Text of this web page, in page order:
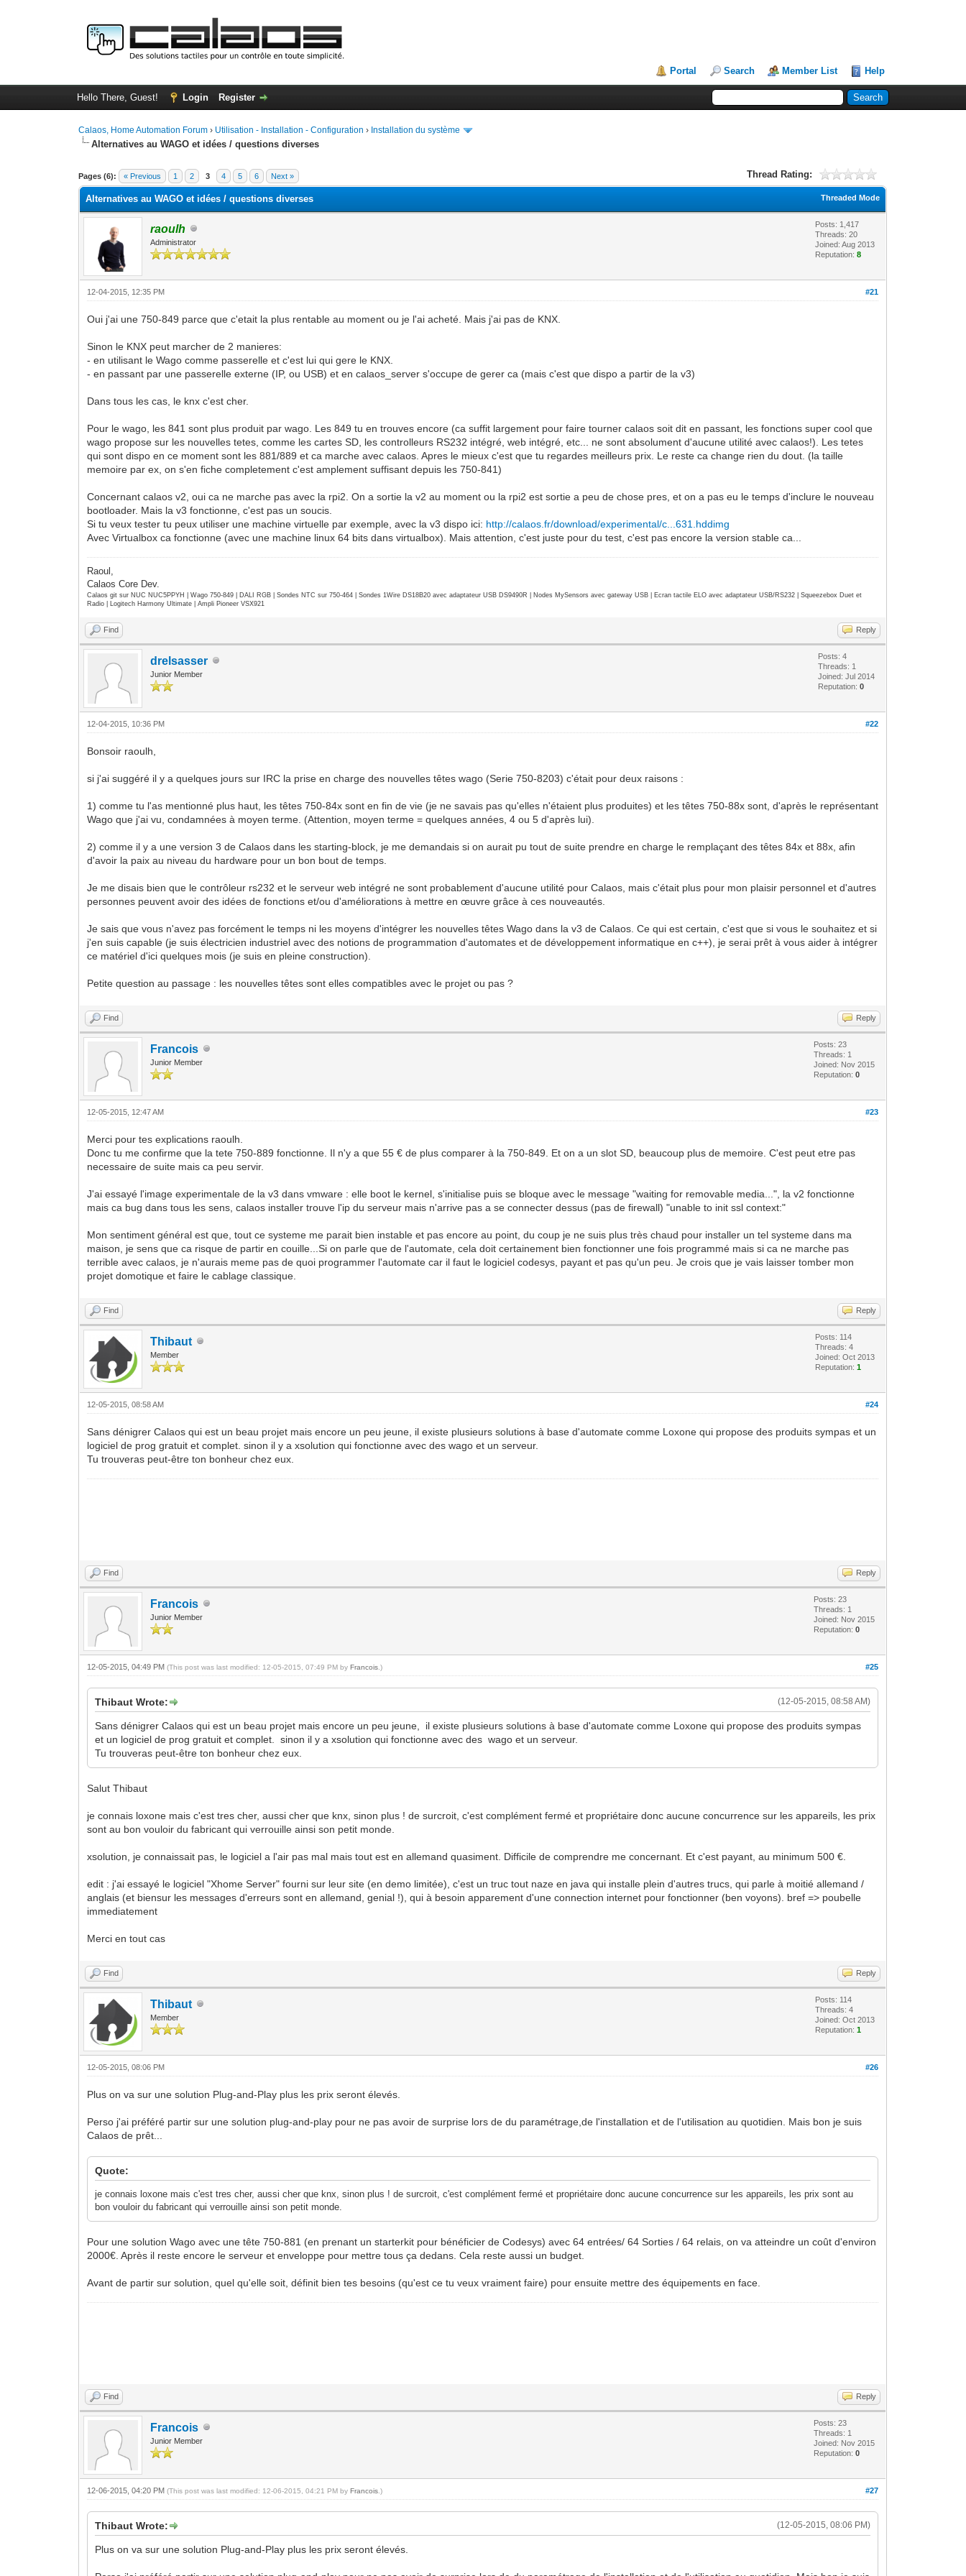
Portal Search Member List Help
Hello There, Guest! Login Register
Calaos, Home Automation Forum › Utilisation - Installation - Configuration › Installation du système
Alternatives au WAGO et idées / questions diverses
Pages (6): « Previous 1 2 3 4 5 6 Next » Thread Rating:
0 Vote(s) - 0 Average
1
2
3
4
5
Threaded Mode
Alternatives au WAGO et idées / questions diverses
raoulh
Administrator
Posts: 1,417
Threads: 20
Joined: Aug 2013
Reputation:8
#21
12-04-2015, 12:35 PM
Oui j'ai une 750-849 parce que c'etait la plus rentable au moment ou je l'ai acheté. Mais j'ai pas de KNX.
Sinon le KNX peut marcher de 2 manieres:
- en utilisant le Wago comme passerelle et c'est lui qui gere le KNX.
- en passant par une passerelle externe (IP, ou USB) et en calaos_server s'occupe de gerer ca (mais c'est que dispo a partir de la v3)
Dans tous les cas, le knx c'est cher.
Pour le wago, les 841 sont plus produit par wago. Les 849 tu en trouves encore (ca suffit largement pour faire tourner calaos soit dit en passant, les fonctions super cool que
wago propose sur les nouvelles tetes, comme les cartes SD, les controlleurs RS232 intégré, web intégré, etc... ne sont absolument d'aucune utilité avec calaos!). Les tetes
qui sont dispo en ce moment sont les 881/889 et ca marche avec calaos. Apres le mieux c'est que tu regardes meilleurs prix. Le reste ca change rien du dout. (la taille
memoire par ex, on s'en fiche completement c'est amplement suffisant depuis les 750-841)
Concernant calaos v2, oui ca ne marche pas avec la rpi2. On a sortie la v2 au moment ou la rpi2 est sortie a peu de chose pres, et on a pas eu le temps d'inclure le nouveau
bootloader. Mais la v3 fonctionne, c'est pas un soucis.
Si tu veux tester tu peux utiliser une machine virtuelle par exemple, avec la v3 dispo ici: http://calaos.fr/download/experimental/c...631.hddimg
Avec Virtualbox ca fonctionne (avec une machine linux 64 bits dans virtualbox). Mais attention, c'est juste pour du test, c'est pas encore la version stable ca...
Raoul,
Calaos Core Dev.
Calaos git sur NUC NUC5PPYH | Wago 750-849 | DALI RGB | Sondes NTC sur 750-464 | Sondes 1Wire DS18B20 avec adaptateur USB DS9490R | Nodes MySensors avec gateway USB | Ecran tactile ELO avec adaptateur USB/RS232 | Squeezebox Duet et
Radio | Logitech Harmony Ultimate | Ampli Pioneer VSX921
Find Reply
drelsasser
Junior Member
Posts: 4
Threads: 1
Joined: Jul 2014
Reputation:0
#22
12-04-2015, 10:36 PM
Bonsoir raoulh,
si j'ai suggéré il y a quelques jours sur IRC la prise en charge des nouvelles têtes wago (Serie 750-8203) c'était pour deux raisons :
1) comme tu l'as mentionné plus haut, les têtes 750-84x sont en fin de vie (je ne savais pas qu'elles n'étaient plus produites) et les têtes 750-88x sont, d'après le représentant
Wago que j'ai vu, condamnées à moyen terme. (Attention, moyen terme = quelques années, 4 ou 5 d'après lui).
2) comme il y a une version 3 de Calaos dans les starting-block, je me demandais si on aurait pu tout de suite prendre en charge le remplaçant des têtes 84x et 88x, afin
d'avoir la paix au niveau du hardware pour un bon bout de temps.
Je me disais bien que le contrôleur rs232 et le serveur web intégré ne sont probablement d'aucune utilité pour Calaos, mais c'était plus pour mon plaisir personnel et d'autres
personnes peuvent avoir des idées de fonctions et/ou d'améliorations à mettre en œuvre grâce à ces nouveautés.
Je sais que vous n'avez pas forcément le temps ni les moyens d'intégrer les nouvelles têtes Wago dans la v3 de Calaos. Ce qui est certain, c'est que si vous le souhaitez et si
j'en suis capable (je suis électricien industriel avec des notions de programmation d'automates et de développement informatique en c++), je serai prêt à vous aider à intégrer
ce matériel d'ici quelques mois (je suis en pleine construction).
Petite question au passage : les nouvelles têtes sont elles compatibles avec le projet ou pas ?
Find Reply
Francois
Junior Member
Posts: 23
Threads: 1
Joined: Nov 2015
Reputation:0
#23
12-05-2015, 12:47 AM
Merci pour tes explications raoulh.
Donc tu me confirme que la tete 750-889 fonctionne. Il n'y a que 55 € de plus comparer à la 750-849. Et on a un slot SD, beaucoup plus de memoire. C'est peut etre pas
necessaire de suite mais ca peu servir.
J'ai essayé l'image experimentale de la v3 dans vmware : elle boot le kernel, s'initialise puis se bloque avec le message "waiting for removable media...", la v2 fonctionne
mais ca bug dans tous les sens, calaos installer trouve l'ip du serveur mais n'arrive pas a se connecter dessus (pas de firewall) "unable to init ssl context:"
Mon sentiment général est que, tout ce systeme me parait bien instable et pas encore au point, du coup je ne suis plus très chaud pour installer un tel systeme dans ma
maison, je sens que ca risque de partir en couille...Si on parle que de l'automate, cela doit certainement bien fonctionner une fois programmé mais si ca ne marche pas
terrible avec calaos, je n'aurais meme pas de quoi programmer l'automate car il faut le logiciel codesys, payant et pas qu'un peu. Je crois que je vais laisser tomber mon
projet domotique et faire le cablage classique.
Find Reply
Thibaut
Member
Posts: 114
Threads: 4
Joined: Oct 2013
Reputation:1
#24
12-05-2015, 08:58 AM
Sans dénigrer Calaos qui est un beau projet mais encore un peu jeune, il existe plusieurs solutions à base d'automate comme Loxone qui propose des produits sympas et un
logiciel de prog gratuit et complet. sinon il y a xsolution qui fonctionne avec des wago et un serveur.
Tu trouveras peut-être ton bonheur chez eux.
Find Reply
Francois
Junior Member
Posts: 23
Threads: 1
Joined: Nov 2015
Reputation:0
#25
12-05-2015, 04:49 PM(This post was last modified: 12-05-2015, 07:49 PM byFrancois .)
(12-05-2015, 08:58 AM)
Thibaut Wrote:
Sans dénigrer Calaos qui est un beau projet mais encore un peu jeune, il existe plusieurs solutions à base d'automate comme Loxone qui propose des produits sympas
et un logiciel de prog gratuit et complet. sinon il y a xsolution qui fonctionne avec des wago et un serveur.
Tu trouveras peut-être ton bonheur chez eux.
Salut Thibaut
je connais loxone mais c'est tres cher, aussi cher que knx, sinon plus ! de surcroit, c'est complément fermé et propriétaire donc aucune concurrence sur les appareils, les prix
sont au bon vouloir du fabricant qui verrouille ainsi son petit monde.
xsolution, je connaissait pas, le logiciel a l'air pas mal mais tout est en allemand quasiment. Difficile de comprendre me concernant. Et c'est payant, au minimum 500 €.
edit : j'ai essayé le logiciel "Xhome Server" fourni sur leur site (en demo limitée), c'est un truc tout naze en java qui installe plein d'autres trucs, qui parle à moitié allemand /
anglais (et biensur les messages d'erreurs sont en allemand, genial !), qui à besoin apparement d'une connection internet pour fonctionner (ben voyons). bref => poubelle
immediatement
Merci en tout cas
Find Reply
Thibaut
Member
Posts: 114
Threads: 4
Joined: Oct 2013
Reputation:1
#26
12-05-2015, 08:06 PM
Plus on va sur une solution Plug-and-Play plus les prix seront élevés.
Perso j'ai préféré partir sur une solution plug-and-play pour ne pas avoir de surprise lors de du paramétrage,de l'installation et de l'utilisation au quotidien. Mais bon je suis
Calaos de prêt...
Quote:
je connais loxone mais c'est tres cher, aussi cher que knx, sinon plus ! de surcroit, c'est complément fermé et propriétaire donc aucune concurrence sur les appareils, les prix sont au
bon vouloir du fabricant qui verrouille ainsi son petit monde.
Pour une solution Wago avec une tête 750-881 (en prenant un starterkit pour bénéficier de Codesys) avec 64 entrées/ 64 Sorties / 64 relais, on va atteindre un coût d'environ
2000€. Après il reste encore le serveur et enveloppe pour mettre tous ça dedans. Cela reste aussi un budget.
Avant de partir sur solution, quel qu'elle soit, définit bien tes besoins (qu'est ce tu veux vraiment faire) pour ensuite mettre des équipements en face.
Find Reply
Francois
Junior Member
Posts: 23
Threads: 1
Joined: Nov 2015
Reputation:0
#27
12-06-2015, 04:20 PM(This post was last modified: 12-06-2015, 04:21 PM byFrancois .)
(12-05-2015, 08:06 PM)
Thibaut Wrote:
Plus on va sur une solution Plug-and-Play plus les prix seront élevés.